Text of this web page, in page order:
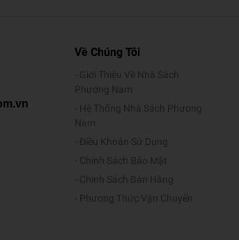
Về Chúng Tôi
Giới Thiệu Về Nhà Sách
Phương Nam
Hệ Thống Nhà Sách Phương
Nam
Điều Khoản Sử Dụng
Chính Sách Bảo Mật
Chính Sách Bán Hàng
Phương Thức Vận Chuyển